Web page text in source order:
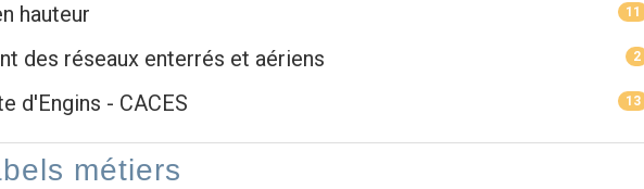
hauteur 11
des réseaux enterrés et aériens 2
d'Engins - CACES 13
métiers